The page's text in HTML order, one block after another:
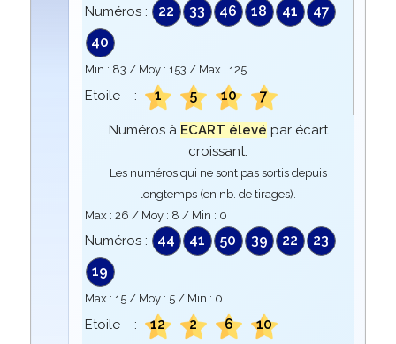
Numéros : 22 33 46 18 41
47
40
Min : 83 / Moy : 153 / Max : 125
Etoile : 1 5 10 7
Numéros à ECART élevé par écart
croissant.
Les numéros qui ne sont pas sortis depuis
longtemps (en nb. de tirages).
Max : 26 / Moy : 8 / Min : 0
Numéros : 44 41 50 39 22
23
19
Max : 15/ Moy : 5/ Min : 0
Etoile : 12 2 6 10